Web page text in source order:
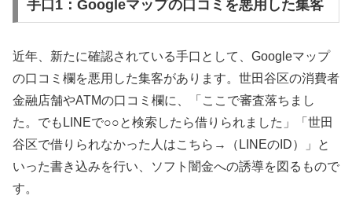
手口1：Googleマップの口コミを悪用した集客
近年、新たに確認されている手口として、Googleマップ
の口コミ欄を悪用した集客があります。世田谷区の消費者
金融店舗やATMの口コミ欄に、「ここで審査落ちまし
た。でもLINEで○○と検索したら借りられました」「世田
谷区で借りられなかった人はこちら→（LINEのID）」と
いった書き込みを行い、ソフト闇金への誘導を図るもので
す。